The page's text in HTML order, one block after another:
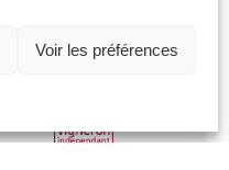
Voir les préférences